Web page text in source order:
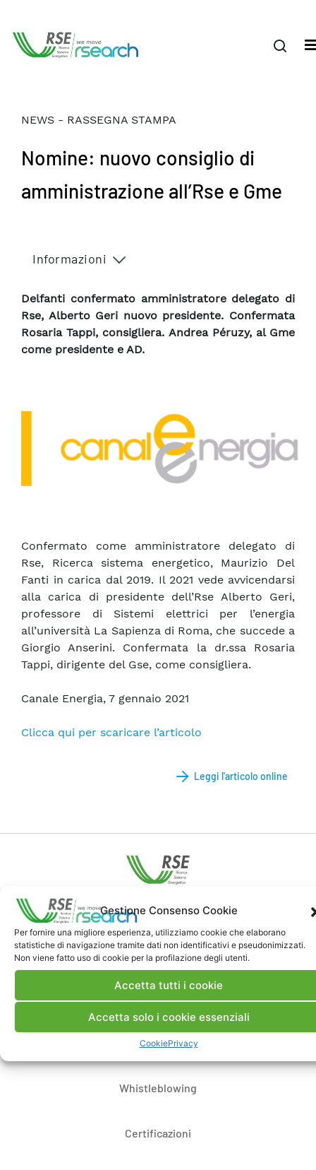
Gestione Consenso Cookie
Per fornire una migliore esperienza, utilizziamo cookie che elaborano
statistiche di navigazione tramite dati non identificativi e pseudonimizzati.
Non viene fatto uso di cookie per la profilazione degli utenti.
Accetta tutti i cookie
Accetta solo i cookie essenziali
CookiePrivacy
NEWS - RASSEGNA STAMPA
Nomine: nuovo consiglio di
amministrazione all’Rse e Gme
Informazioni
Delfanti confermato amministratore delegato di
Rse, Alberto Geri nuovo presidente. Confermata
Rosaria Tappi, consigliera. Andrea Péruzy, al Gme
come presidente e AD.
Confermato come amministratore delegato di
Rse, Ricerca sistema energetico, Maurizio Del
Fanti in carica dal 2019. Il 2021 vede avvicendarsi
alla carica di presidente dell’Rse Alberto Geri,
professore di Sistemi elettrici per l’energia
all’università La Sapienza di Roma, che succede a
Giorgio Anserini. Confermata la dr.ssa Rosaria
Tappi, dirigente del Gse, come consigliera.
Canale Energia, 7 gennaio 2021
Clicca qui per scaricare l’articolo
Leggi l'articolo online
Contatti
Note Legali
Dove siamo
Bandi di gara e contratti
Whistleblowing
Certificazioni